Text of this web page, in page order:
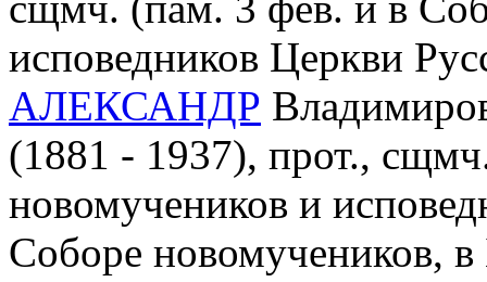
исповедников Церкви
АЛЕКСАНДР
(1881 - 1937), прот.,
новомучеников и
Соборе новомучеников,